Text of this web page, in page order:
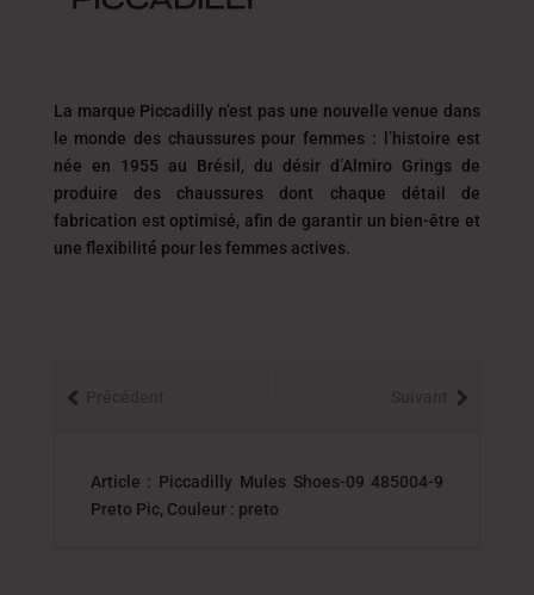
La marque Piccadilly n’est pas une nouvelle venue dans
le monde des chaussures pour femmes : l’histoire est
née en 1955 au Brésil, du désir d’Almiro Grings de
produire des chaussures dont chaque détail de
fabrication est optimisé, afin de garantir un bien-être et
une flexibilité́ pour les femmes actives.
Article : Piccadilly Mules Shoes-09 485004-9
Preto Pic, Couleur : preto